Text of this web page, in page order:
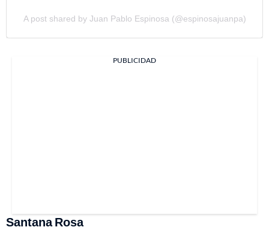
A post shared by Juan Pablo Espinosa (@espinosajuanpa)
PUBLICIDAD
Santana Rosa